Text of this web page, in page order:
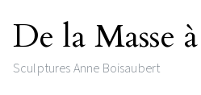
De la Masse
Sculptures Anne Boisaubert